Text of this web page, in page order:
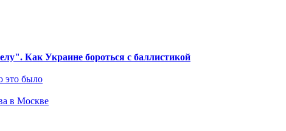
Как Украине бороться с баллистикой
это было
в Москве